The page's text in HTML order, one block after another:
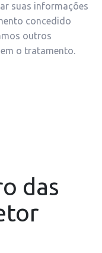
suas informações
concedido
outros
o tratamento.
das